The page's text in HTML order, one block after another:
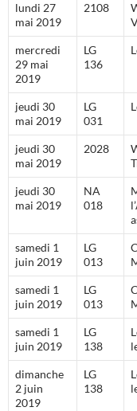
lundi 27
mai 2019
2108
mercredi
29 mai
2019
LG
136
jeudi 30
mai 2019
LG
031
jeudi 30
mai 2019
2028
jeudi 30
mai 2019
NA
018
samedi 1
juin 2019
LG
013
samedi 1
juin 2019
LG
013
samedi 1
juin 2019
LG
138
dimanche
2 juin
2019
LG
138